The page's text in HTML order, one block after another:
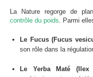
La Nature regorge de
contrôle du poids. Parmi
Le Fucus (Fucus
son rôle dans la
Le Yerba Maté (Ilex